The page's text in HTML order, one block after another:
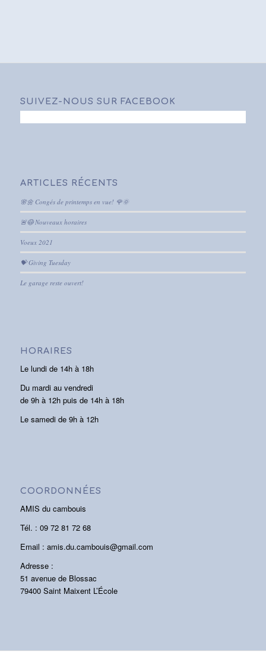
SUIVEZ-NOUS SUR FACEBOOK
ARTICLES RÉCENTS
🌸🌼 Congés de printemps en vue! 🌹🌞
🚨😷 Nouveaux horaires
Voeux 2021
💝 Giving Tuesday
Le garage reste ouvert!
HORAIRES
Le lundi de 14h à 18h
Du mardi au vendredi
de 9h à 12h puis de 14h à 18h
Le samedi de 9h à 12h
COORDONNÉES
AMIS du cambouis
Tél. : 09 72 81 72 68
Email : amis.du.cambouis@gmail.com
Adresse :
51 avenue de Blossac
79400 Saint Maixent L’École